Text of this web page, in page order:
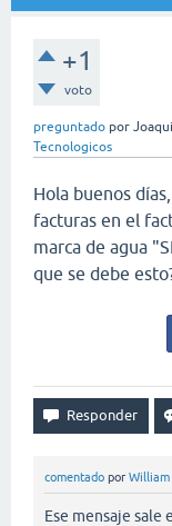
+1
voto
preguntado por
Tecnologicos
Hola buenos
facturas en el
marca de agua
que se debe
comentado por William
Ese mensaje